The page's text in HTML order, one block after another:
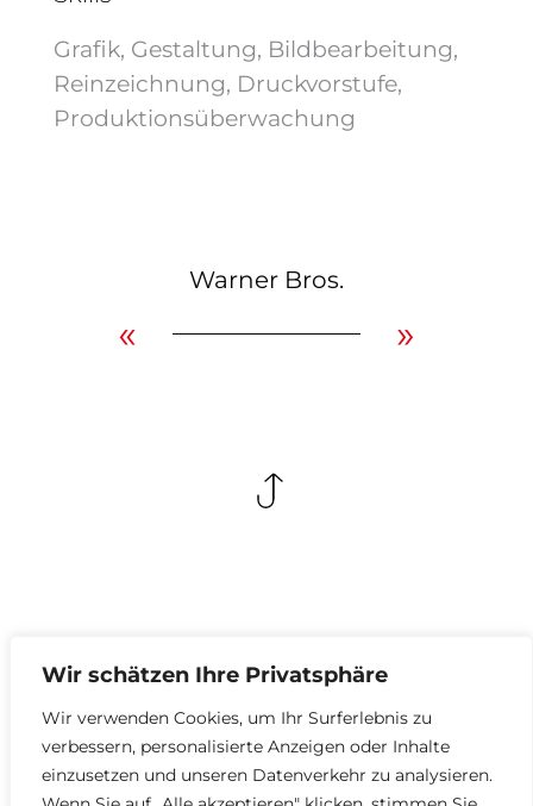
Wir schätzen Ihre Privatsphäre
Wir verwenden Cookies, um Ihr Surferlebnis zu
verbessern, personalisierte Anzeigen oder Inhalte
einzusetzen und unseren Datenverkehr zu analysieren.
Grafik, Gestaltung, Bildbearbeitung,
Reinzeichnung, Druckvorstufe,
Produktionsüberwachung
Warner Bros.
« »
Networking,
Projektanfragen